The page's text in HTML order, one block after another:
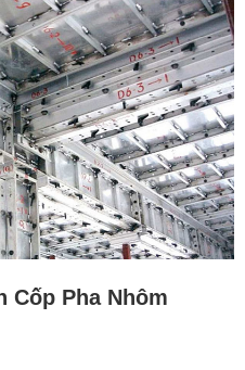
Cốp Pha Nhôm